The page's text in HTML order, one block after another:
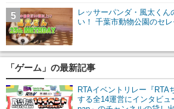
レッサーパンダ・風太くん
い！ 千葉市動物公園のセ
5
「ゲーム」の最新記事
RTAイベントリレー『RTA
する全14運営にインタビ